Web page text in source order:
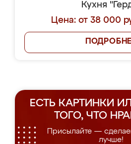
Кухня
Цена: от 38 000
ЕСТЬ КАРТИНКИ
ТОГО, ЧТО
Присылайте —
лучше!